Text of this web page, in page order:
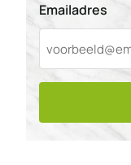
Emailadres